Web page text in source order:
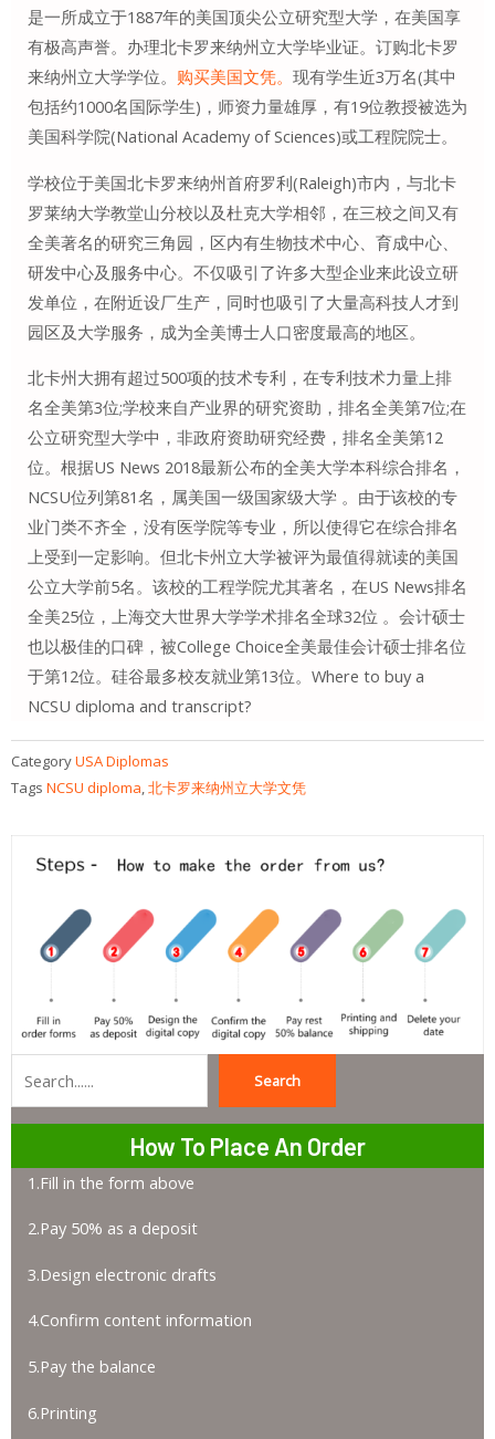
是一所成立于1887年的美国顶尖公立研究型大学，在美国享
有极高声誉。办理北卡罗来纳州立大学毕业证。订购北卡罗
来纳州立大学学位。 购买美国文凭。 现有学生近3万名(其中
包括约1000名国际学生)，师资力量雄厚，有19位教授被选为
美国科学院(National Academy of Sciences)或工程院院士。
学校位于美国北卡罗来纳州首府罗利(Raleigh)市内，与北卡
罗莱纳大学教堂山分校以及杜克大学相邻，在三校之间又有
全美著名的研究三角园，区内有生物技术中心、育成中心、
研发中心及服务中心。不仅吸引了许多大型企业来此设立研
发单位，在附近设厂生产，同时也吸引了大量高科技人才到
园区及大学服务，成为全美博士人口密度最高的地区。
北卡州大拥有超过500项的技术专利，在专利技术力量上排
名全美第3位;学校来自产业界的研究资助，排名全美第7位;在
公立研究型大学中，非政府资助研究经费，排名全美第12
位。根据US News 2018最新公布的全美大学本科综合排名，
NCSU位列第81名，属美国一级国家级大学 。由于该校的专
业门类不齐全，没有医学院等专业，所以使得它在综合排名
上受到一定影响。但北卡州立大学被评为最值得就读的美国
公立大学前5名。该校的工程学院尤其著名，在US News排名
全美25位，上海交大世界大学学术排名全球32位 。会计硕士
也以极佳的口碑，被College Choice全美最佳会计硕士排名位
于第12位。硅谷最多校友就业第13位。Where to buy a
NCSU diploma and transcript?
CategoryUSA Diplomas
Tags NCSU diploma,北卡罗来纳州立大学文凭
Search
How To Place An Order
1.Fill in the form above
2.Pay 50% as a deposit
3.Design electronic drafts
4.Confirm content information
5.Pay the balance
6.Printing